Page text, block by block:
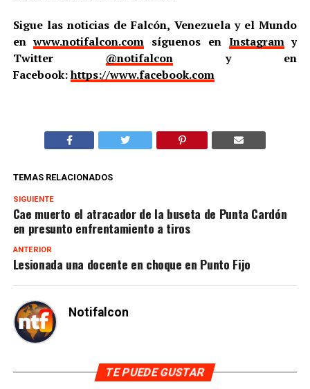
Sigue las noticias de Falcón, Venezuela y el Mundo
enwww.notifalcon.com síguenos en Instagramy
Twitter @notifalcony en
Facebook:https://www.facebook.com
TEMAS RELACIONADOS
SIGUIENTE
Cae muerto el atracador de la buseta de Punta Cardón
en presunto enfrentamiento a tiros
ANTERIOR
Lesionada una docente en choque en Punto Fijo
Notifalcon
TE PUEDE GUSTAR